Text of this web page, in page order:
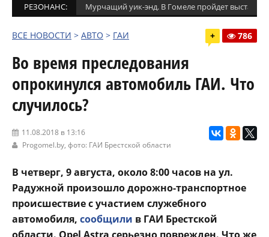
РЕЗОНАНС: Мурчащий уик-энд. В Гомеле пройдет выставка
ВСЕ НОВОСТИ > АВТО > ГАИ + 786
Во время преследования
опрокинулся автомобиль ГАИ. Что
случилось?
11.08.2018 в 13:16
Progomel.by, фото: ГАИ Брестской области
В четверг, 9 августа, около 8:00 часов на ул.
Радужной произошло дорожно-транспортное
происшествие с участием служебного
автомобиля, сообщили в ГАИ Брестской
области. Opel Astra серьезно поврежден. Что же